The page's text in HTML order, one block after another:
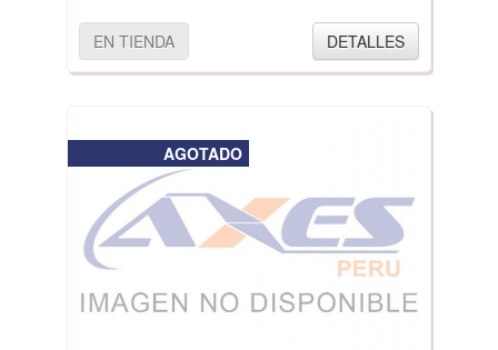
EN TIENDA DETALLES
AGOTADO